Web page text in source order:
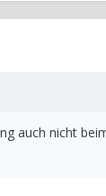
auch nicht